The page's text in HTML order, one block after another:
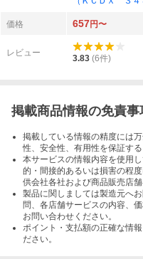
価格
657円〜
レビュー
3.83 (6件)
掲載商品情報の免責事
掲載している情報の精度には
性、安全性、有用性を保証する
本サービスの情報内容を使用
的・間接的あるいは損害の程
供会社各社および商品販売店
製品に関しましては製造元へ
問、各店舗サービスの内容、
お問い合わせください。
ポイント・支払額の正確な情
ださい。